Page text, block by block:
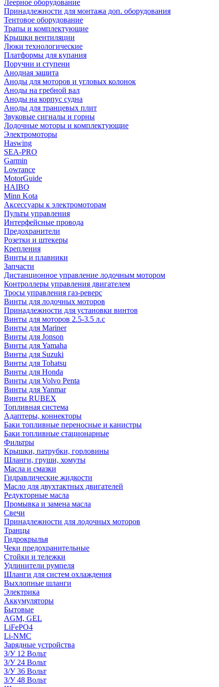
Леерное оборудование
Принадлежности для монтажа доп. оборудования
Тентовое оборудование
Трапы и комплектующие
Крышки вентиляции
Люки технологические
Платформы для купания
Поручни и ступени
Анодная защита
Аноды для моторов и угловых колонок
Аноды на гребной вал
Аноды на корпус судна
Аноды для транцевых плит
Звуковые сигналы и горны
Лодочные моторы и комплектующие
Электромоторы
Haswing
SEA-PRO
Garmin
Lowrance
MotorGuide
HAIBO
Minn Kota
Аксессуары к электромоторам
Пульты управления
Интерфейсные провода
Предохранители
Розетки и штекеры
Крепления
Винты и плавники
Запчасти
Дистанционное управление лодочным мотором
Контроллеры управления двигателем
Тросы управления газ-реверс
Винты для лодочных моторов
Принадлежности для установки винтов
Винты для моторов 2.5-3.5 л.с
Винты для Mariner
Винты для Jonson
Винты для Yamaha
Винты для Suzuki
Винты для Tohatsu
Винты для Honda
Винты для Volvo Penta
Винты для Yanmar
Винты RUBEX
Топливная система
Адаптеры, коннекторы
Баки топливные переносные и канистры
Баки топливные стационарные
Фильтры
Крышки, патрубки, горловины
Шланги, груши, хомуты
Масла и смазки
Гидравлические жидкости
Масло для двухтактных двигателей
Редукторные масла
Промывка и замена масла
Свечи
Принадлежности для лодочных моторов
Транцы
Гидрокрылья
Чеки предохранительные
Стойки и тележки
Удлинители румпеля
Шланги для систем охлаждения
Выхлопные шланги
Электрика
Аккумуляторы
Бытовые
AGM, GEL
LiFePO4
Li-NMC
Зарядные устройства
З/У 12 Вольт
З/У 24 Вольт
З/У 36 Вольт
З/У 48 Вольт